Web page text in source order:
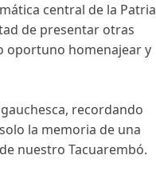
central de la Patria
de presentar otras
oportuno homenajear y
recordando
la memoria de una
nuestro Tacuarembó.